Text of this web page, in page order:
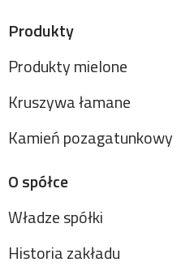
Produkty
Produkty mielone
Kruszywa łamane
Kamień pozagatunkowy
O spółce
Władze spółki
Historia zakładu